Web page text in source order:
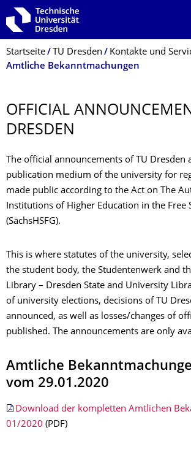
Zur Hauptnavigation springen
Zur Suche springen
Zum Inhalt springen
Breadcrumb-Menü
Startseite TU Dresden
Kontakte und
Amtliche Bekanntmachungen
OFFICIAL
DRESDEN
The official announcements of TU Dresden
publication medium of the university for
made public according to the Act on The
Institutions of Higher Education in the Free
(SächsHSFG).
This is where statutes of the university,
the student body, the Studentenwerk and
Library – Dresden State and University
of university elections, decisions of TU
announced, as well as losses/changes of
published. The announcements are only
Amtliche
vom 29.01.2020
Download der kompletten Amtlichen
01/2020 (PDF)